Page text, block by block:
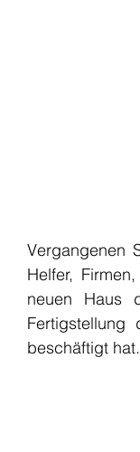
Vergangenen
Helfer,
neuen Haus
beschäftigt hat.